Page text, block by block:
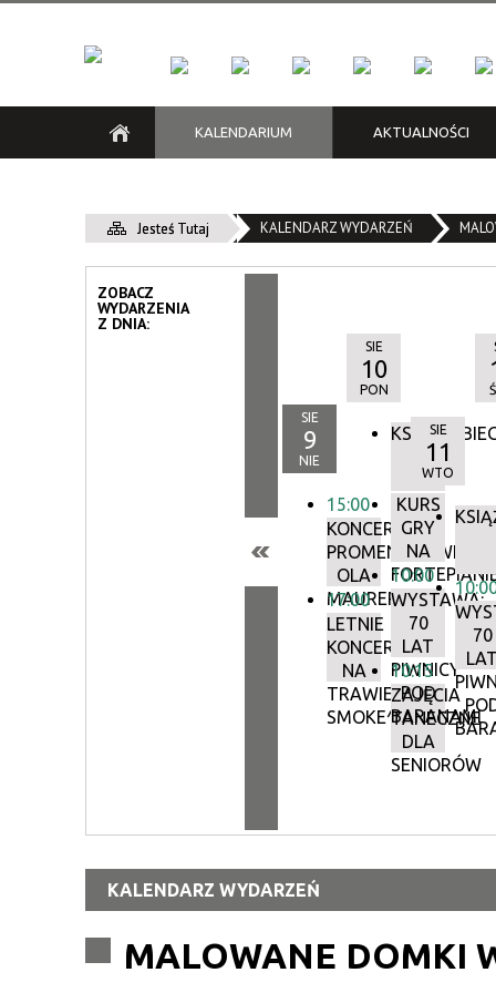
KALENDARIUM AKTUALNOŚCI
Зона Чистого Транспорту
recytatorski poezji noir
Jesteś Tutaj KALENDARZ WYDARZEŃ
ZOBACZ
WYDARZENIA
Z DNIA:
SIE
9
NIE
15:00
KONCERTY
PROMENADOWE:
OLA
MAURER
17:00
LETNIE
KONCERTY
NA
TRAWIE:
SMOKE^BLUES
SIE
10
PON
KURS
GRY
NA
10:00
WYSTAWA:
70
LAT
PIWNICY
POD
BARANAMI
10:15
ZAJĘCIA
TANECZNE
DLA
SENIORÓW
SIE
11
WTO
70
LAT
KALENDARZ WYDARZEŃ
MALOWANE DOMKI